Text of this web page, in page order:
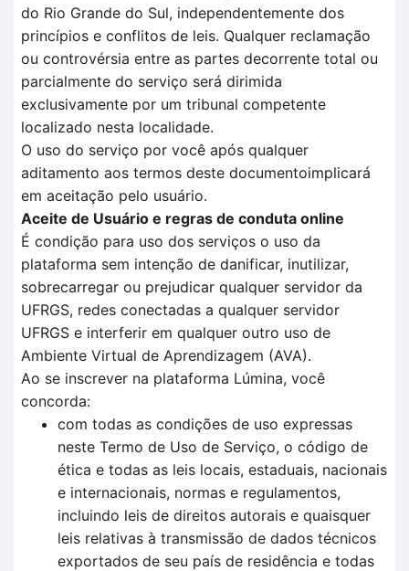
do Rio Grande do Sul, independentemente dos
princípios e conflitos de leis. Qualquer reclamação
ou controvérsia entre as partes decorrente total ou
parcialmente do serviço será dirimida
exclusivamente por um tribunal competente
localizado nesta localidade.
O uso do serviço por você após qualquer
aditamento aos termos deste documentoimplicará
em aceitação pelo usuário.
Aceite de Usuário e regras de conduta online
É condição para uso dos serviços o uso da
plataforma sem intenção de danificar, inutilizar,
sobrecarregar ou prejudicar qualquer servidor da
UFRGS, redes conectadas a qualquer servidor
UFRGS e interferir em qualquer outro uso de
Ambiente Virtual de Aprendizagem (AVA).
Ao se inscrever na plataforma Lúmina, você
concorda:
com todas as condições de uso expressas
neste Termo de Uso de Serviço, o código de
ética e todas as leis locais, estaduais, nacionais
e internacionais, normas e regulamentos,
incluindo leis de direitos autorais e quaisquer
leis relativas à transmissão de dados técnicos
exportados de seu país de residência e todas